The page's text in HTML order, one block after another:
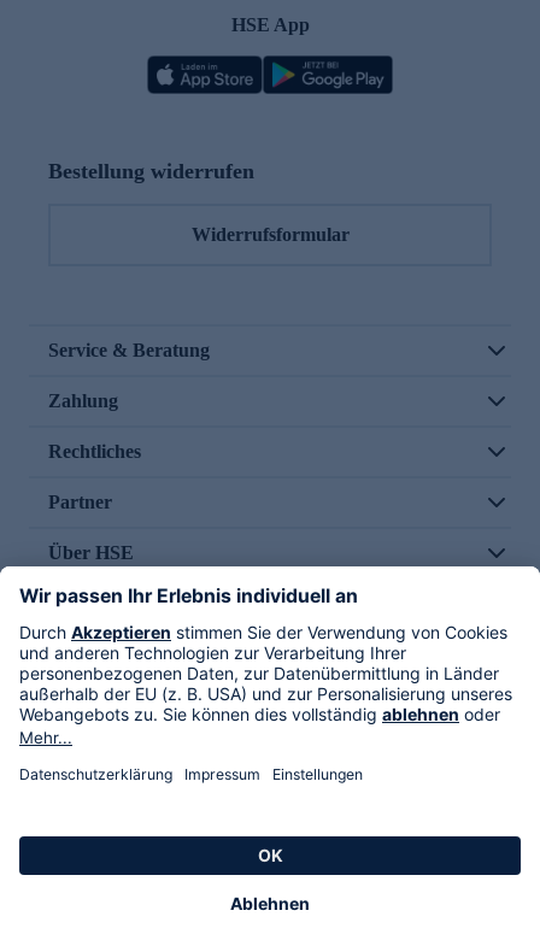
HSE App
Bestellung widerrufen
Widerrufsformular
Service & Beratung
Zahlung
Rechtliches
Partner
Über HSE
Im TV
HSE International